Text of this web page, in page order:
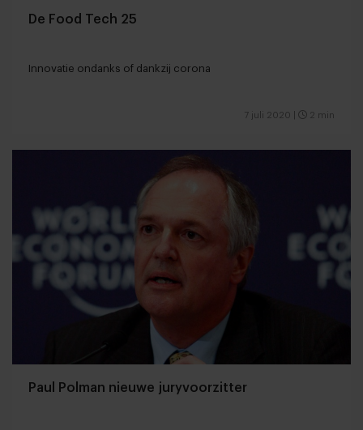
De Food Tech 25
Innovatie ondanks of dankzij corona
7 juli 2020 2 min
Paul Polman nieuwe juryvoorzitter